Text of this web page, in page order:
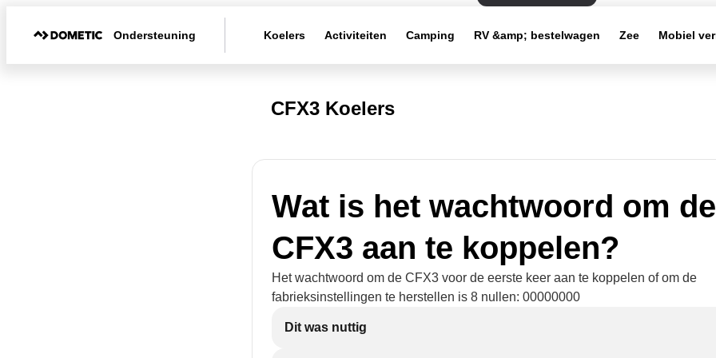
Ondersteuning Koelers Activiteiten Camping RV &amp; bestelwagen Zee Mobiel
CFX3 Koelers
Wat is het wachtwoord om de
CFX3 aan te koppelen?
Het wachtwoord om de CFX3 voor de eerste keer aan te koppelen of om de
fabrieksinstellingen te herstellen is 8 nullen: 00000000
Dit was nuttig